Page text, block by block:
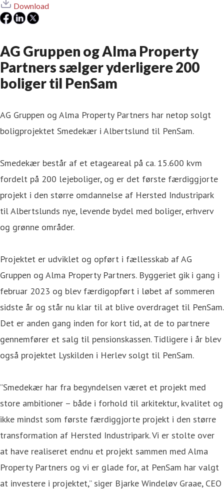
Download
AG Gruppen og Alma Property
Partners sælger yderligere 200
boliger til PenSam
AG Gruppen og Alma Property Partners har netop solgt
boligprojektet Smedekær i Albertslund til PenSam.
Smedekær består af et etageareal på ca. 15.600 kvm
fordelt på 200 lejeboliger, og er det første færdiggjorte
projekt i den større omdannelse af Hersted Industripark
til Albertslunds nye, levende bydel med boliger, erhverv
og grønne områder.
Projektet er udviklet og opført i fællesskab af AG
Gruppen og Alma Property Partners. Byggeriet gik i gang i
februar 2023 og blev færdigopført i løbet af sommeren
sidste år og står nu klar til at blive overdraget til PenSam.
Det er anden gang inden for kort tid, at de to partnere
gennemfører et salg til pensionskassen. Tidligere i år blev
også projektet Lyskilden i Herlev solgt til PenSam.
”Smedekær har fra begyndelsen været et projekt med
store ambitioner – både i forhold til arkitektur, kvalitet og
ikke mindst som første færdiggjorte projekt i den større
transformation af Hersted Industripark. Vi er stolte over
at have realiseret endnu et projekt sammen med Alma
Property Partners og vi er glade for, at PenSam har valgt
at investere i projektet,” siger Bjarke Windeløv Graae, CEO